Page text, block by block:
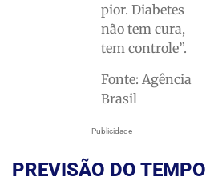
Publicidade
pior. Diabetes
não tem cura,
tem controle”.
Fonte: Agência
Brasil
PREVISÃO DO TEMPO